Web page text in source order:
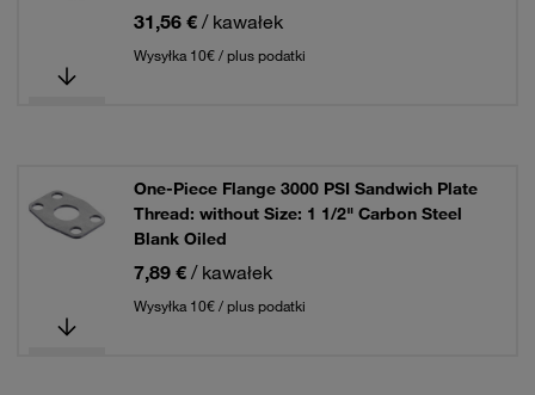
31,56 € / kawałek
Wysyłka 10€ / plus podatki
One-Piece Flange 3000 PSI Sandwich Plate
Thread: without Size: 1 1/2" Carbon Steel
Blank Oiled
7,89 € / kawałek
Wysyłka 10€ / plus podatki